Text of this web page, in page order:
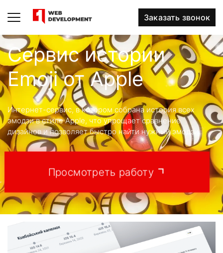
Заказать звонок
Сервис истории
Emoji от Apple
Интернет-сервис, в котором собрана история всех
эмодзи в стиле Apple, что упрощает сравнение
дизайнов и позволяет быстро найти нужный эмодзи.
Просмотреть работу